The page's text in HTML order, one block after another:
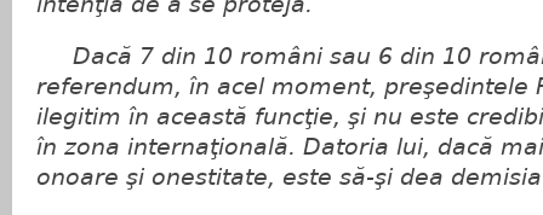
Dacă 7 din 10 români sau 6 din 10
referendum, în acel moment, preşedintele
ilegitim în această funcţie, şi nu este
în zona internaţională. Datoria lui, dacă
onoare şi onestitate, este să-şi dea